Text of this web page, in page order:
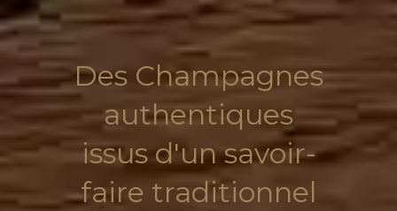
Des Champagnes
authentiques
issus d'un savoir-
faire traditionnel